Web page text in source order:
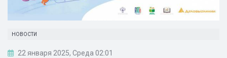
НОВОСТИ
22 января 2025, Среда 02:01